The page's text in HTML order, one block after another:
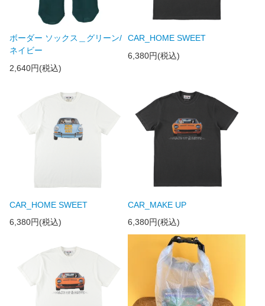
ボーダー ソックス＿グリーン/
ネイビー
2,640円(税込)
CAR_HOME SWEET
6,380円(税込)
CAR_HOME SWEET
6,380円(税込)
CAR_MAKE UP
6,380円(税込)